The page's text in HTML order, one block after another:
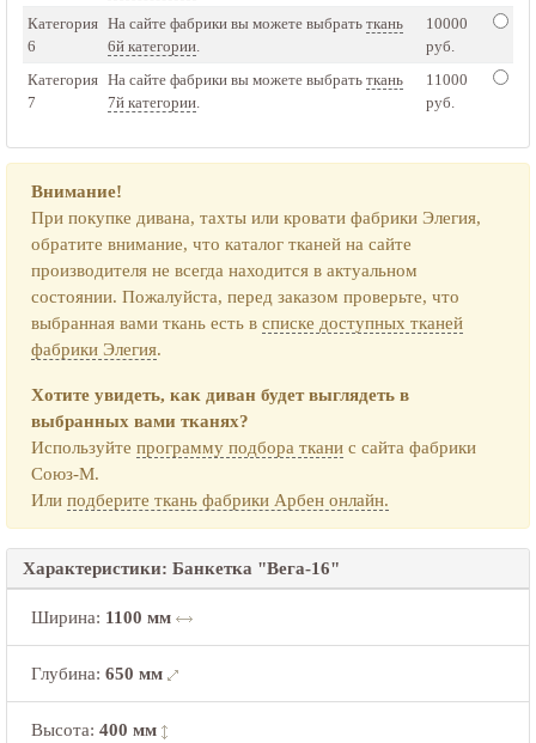
Категория
6
На сайте фабрики вы можете выбрать ткань
6й категории.
10000
руб.
Категория
7
На сайте фабрики вы можете выбрать ткань
7й категории.
11000
руб.
Внимание!
При покупке дивана, тахты или кровати фабрики Элегия,
обратите внимание, что каталог тканей на сайте
производителя не всегда находится в актуальном
состоянии. Пожалуйста, перед заказом проверьте, что
выбранная вами ткань есть в списке доступных тканей
фабрики Элегия.
Хотите увидеть, как диван будет выглядеть в
выбранных вами тканях?
Используйте программу подбора ткани с сайта фабрики
Союз-М.
Или подберите ткань фабрики Арбен онлайн.
Характеристики: Банкетка "Вега-16"
Ширина: 1100 мм
Глубина: 650 мм
Высота: 400 мм